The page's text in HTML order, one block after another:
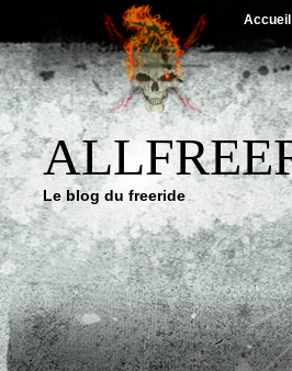
Accueil
Le blog du freeride